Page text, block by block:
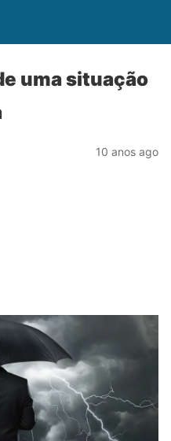
uma situação
10 anos ago